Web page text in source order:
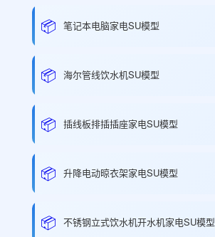
📦 笔记本电脑家电SU模型
📦 海尔管线饮水机SU模型
📦 插线板排插插座家电SU模型
📦 升降电动晾衣架家电SU模型
📦 不锈钢立式饮水机开水机家电SU模型